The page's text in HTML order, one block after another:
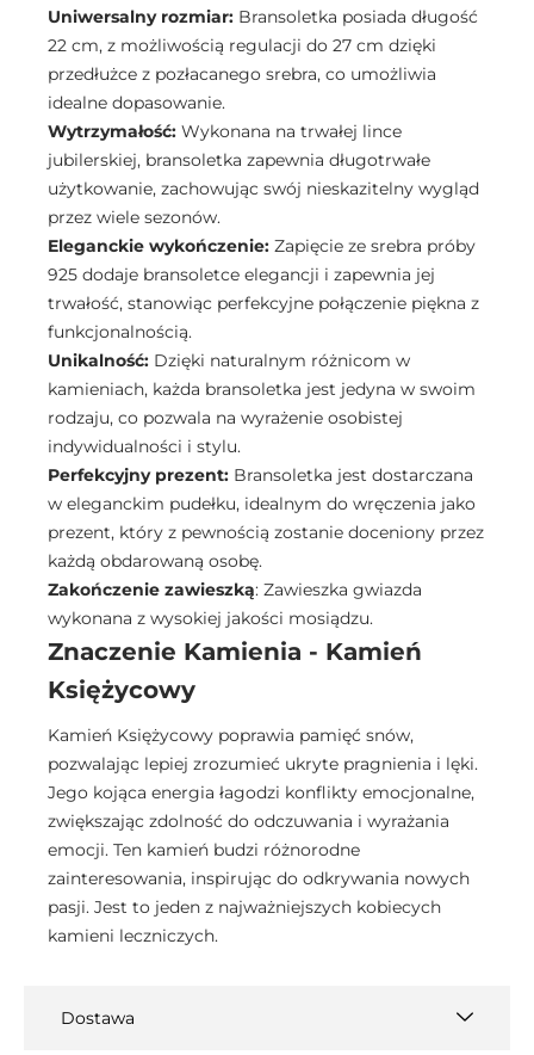
Uniwersalny rozmiar: Bransoletka posiada długość
22 cm, z możliwością regulacji do 27 cm dzięki
przedłużce z pozłacanego srebra, co umożliwia
idealne dopasowanie.
Wytrzymałość: Wykonana na trwałej lince
jubilerskiej, bransoletka zapewnia długotrwałe
użytkowanie, zachowując swój nieskazitelny wygląd
przez wiele sezonów.
Eleganckie wykończenie: Zapięcie ze srebra próby
925 dodaje bransoletce elegancji i zapewnia jej
trwałość, stanowiąc perfekcyjne połączenie piękna z
funkcjonalnością.
Unikalność: Dzięki naturalnym różnicom w
kamieniach, każda bransoletka jest jedyna w swoim
rodzaju, co pozwala na wyrażenie osobistej
indywidualności i stylu.
Perfekcyjny prezent: Bransoletka jest dostarczana
w eleganckim pudełku, idealnym do wręczenia jako
prezent, który z pewnością zostanie doceniony przez
każdą obdarowaną osobę.
Zakończenie zawieszką: Zawieszka gwiazda
wykonana z wysokiej jakości mosiądzu.
Znaczenie Kamienia - Kamień
Księżycowy
Kamień Księżycowy poprawia pamięć snów,
pozwalając lepiej zrozumieć ukryte pragnienia i lęki.
Jego kojąca energia łagodzi konflikty emocjonalne,
zwiększając zdolność do odczuwania i wyrażania
emocji. Ten kamień budzi różnorodne
zainteresowania, inspirując do odkrywania nowych
pasji. Jest to jeden z najważniejszych kobiecych
kamieni leczniczych.
Dostawa